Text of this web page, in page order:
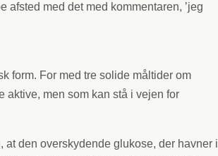
med det med kommentaren, ’jeg
form. For med tre solide måltider om
aktive, men som kan stå i vejen for
den overskydende glukose, der havner i